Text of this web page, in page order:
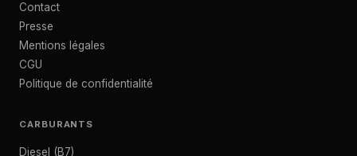
Contact
Presse
Mentions légales
CGU
Politique de confidentialité
CARBURANTS
Diesel (B7)